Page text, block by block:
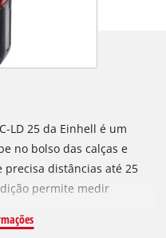
LD 25 da Einhell é um
no bolso das calças e
distâncias até 25
permite medir
construções novas e para